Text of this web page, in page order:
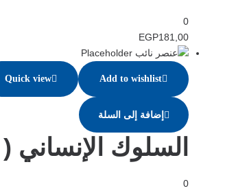
0
EGP181,00
Add to wishlist
Quick view
إضافة إلى السلة
السلوك
0